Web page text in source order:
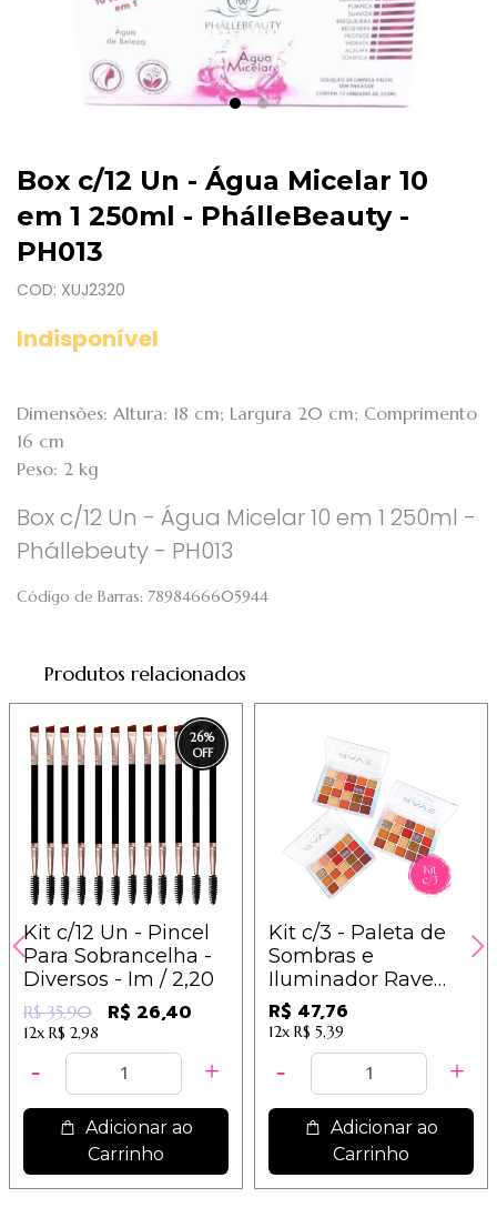
Box c/12 Un - Água Micelar 10
em 1 250ml - PhálleBeauty -
PH013
COD: XUJ2320
Indisponível
Dimensões: Altura: 18 cm; Largura 20 cm; Comprimento
16 cm
Peso: 2 kg
Box c/12 Un - Água Micelar 10 em 1 250ml -
Phállebeuty - PH013
Código de Barras: 7898466605944
Produtos relacionados
26%
Kit c/12 Un - Pincel
Para Sobrancelha -
Diversos - Im / 2,20
R$ 35,90 R$ 26,40
12x R$ 2,98
Adicionar ao
Carrinho
Kit c/3 - Paleta de
Sombras e
Iluminador Rave
Vivai - 4055.1.1 / 15,92
R$ 47,76
12x R$ 5,39
Adicionar ao
Carrinho